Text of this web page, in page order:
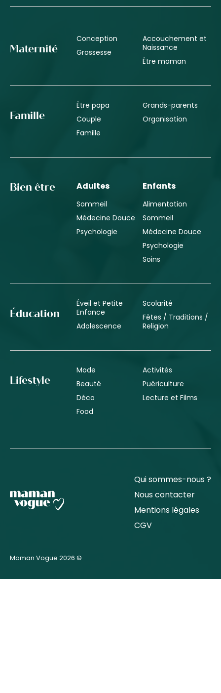
Maternité
Conception
Grossesse
Accouchement et
Naissance
Être maman
Famille
Être papa
Couple
Famille
Grands-parents
Organisation
Bien être Adultes
Sommeil
Médecine Douce
Psychologie
Enfants
Alimentation
Sommeil
Médecine Douce
Psychologie
Soins
Éducation
Éveil et Petite
Enfance
Adolescence
Scolarité
Fêtes / Traditions /
Religion
Lifestyle
Mode
Beauté
Déco
Food
Activités
Puériculture
Lecture et Films
Qui sommes-nous ?
Nous contacter
Mentions légales
CGV
Maman Vogue 2026 ©